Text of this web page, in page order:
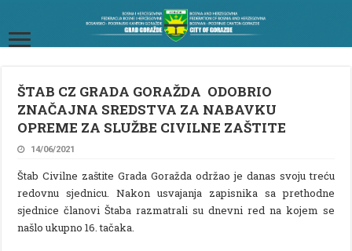
ŠTAB CZ GRADA GORAŽDA ODOBRIO
ZNAČAJNA SREDSTVA ZA NABAVKU
OPREME ZA SLUŽBE CIVILNE ZAŠTITE
14/06/2021
Štab Civilne zaštite Grada Goražda održao je danas svoju treću
redovnu sjednicu. Nakon usvajanja zapisnika sa prethodne
sjednice članovi Štaba razmatrali su dnevni red na kojem se
našlo ukupno 16. tačaka.